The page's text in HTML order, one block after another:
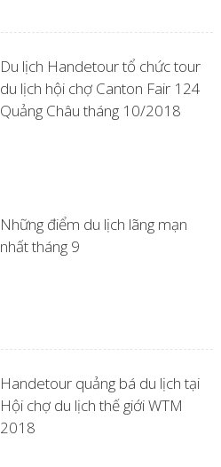
Du lịch Handetour tổ chức tour
du lịch hội chợ Canton Fair 124
Quảng Châu tháng 10/2018
Những điểm du lịch lãng mạn
nhất tháng 9
Handetour quảng bá du lịch tại
Hội chợ du lịch thế giới WTM
2018